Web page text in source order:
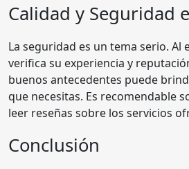
Calidad y Seguridad
La seguridad es un tema serio. Al
verifica su experiencia y
buenos antecedentes puede
que necesitas. Es recomendable
leer reseñas sobre los servicios
Conclusión